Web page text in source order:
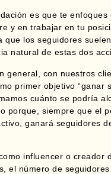
es que te
y en trabajar en tu
que los seguidores
natural de estas dos
general, con nuestros
primer objetivo “ganar
cuánto se podría
porque, siempre que el
ganará seguidores
influencer o creador
el número de